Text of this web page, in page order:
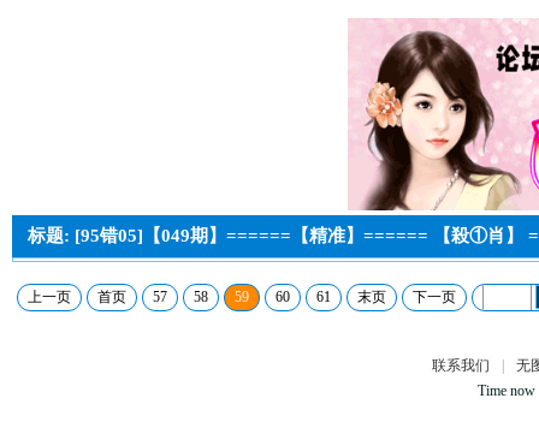
标题: [95错05]【049期】======【精准】====== 【殺①肖】
上一页 首页 57 58 59 60 61 末页 下一页
联系我们
无
Time now